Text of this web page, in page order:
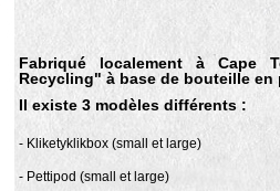
Fabriqué localement à Cape
Recycling" à base de bouteille en
Il existe 3 modèles différents :
- Kliketyklikbox (small et large)
- Pettipod (small et large)